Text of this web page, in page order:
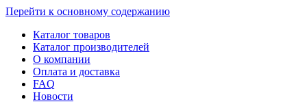
Перейти к основному содержанию
Каталог товаров
Каталог производителей
О компании
Оплата и доставка
FAQ
Новости